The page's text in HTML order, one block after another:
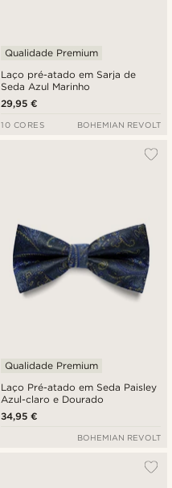
Laço pré-atado em Sarja de
Seda Azul Marinho
Qualidade Premium
29,95 €
10 CORES BOHEMIAN REVOLT
Laço Pré-atado em Seda Paisley
Azul-claro e Dourado
Qualidade Premium
34,95 €
BOHEMIAN REVOLT